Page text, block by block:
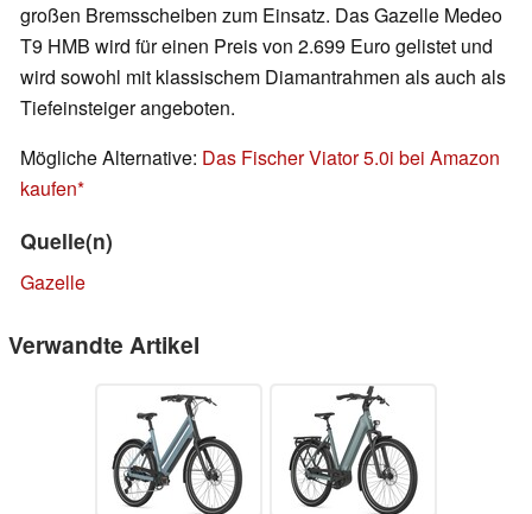
großen Bremsscheiben zum Einsatz. Das Gazelle Medeo
T9 HMB wird für einen Preis von 2.699 Euro gelistet und
wird sowohl mit klassischem Diamantrahmen als auch als
Tiefeinsteiger angeboten.
Mögliche Alternative: Das Fischer Viator 5.0i bei Amazon
kaufen
Quelle(n)
Gazelle
Verwandte Artikel